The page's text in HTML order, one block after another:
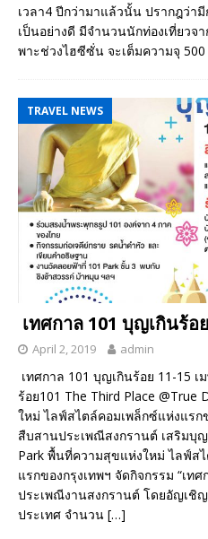
เวลา4 ปีกว่ามาแล้วนั้น ปรากฎว่า
เป็นอย่างดี มีจำนวนนักท่องเที่ยวจ
พาะช่วงไฮซีซั่น จะเต็มความจุ
TRAVEL NEWS
เทศกาล 101 บุญเกินร้อย
April 2, 2019 admin
เทศกาล 101 บุญเกินร้อย 11-15
ร้อย101 The Third Place
ใหม่ ไลฟ์สไตล์คอมเพล็กซ์แห่งแรก
สืบสานประเพณีสงกรานต์ เสริมบุญ
Park พื้นที่ความสุขแห่งใหม่ ไลฟ์ส
แรกของกรุงเทพฯ จัดกิจกรรม “เท
ประเพณีงานสงกรานต์ โดยอัญเชิ
ประเทศ จำนวน […]